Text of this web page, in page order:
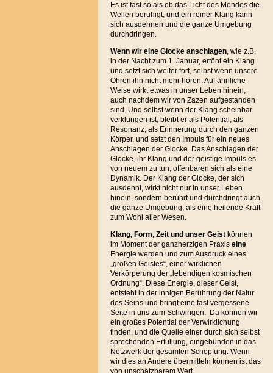
Es ist fast so als ob das Licht des Mondes die
Wellen beruhigt, und ein reiner Klang kann
sich ausdehnen und die ganze Umgebung
durchdringen.
Wenn wir eine Glocke anschlagen, wie z.B.
in der Nacht zum 1. Januar, ertönt ein Klang
und setzt sich weiter fort, selbst wenn unsere
Ohren ihn nicht mehr hören. Auf ähnliche
Weise wirkt etwas in unser Leben hinein,
auch nachdem wir von Zazen aufgestanden
sind. Und selbst wenn der Klang scheinbar
verklungen ist, bleibt er als Potential, als
Resonanz, als Erinnerung durch den ganzen
Körper, und setzt den Impuls für ein neues
Anschlagen der Glocke. Das Anschlagen der
Glocke, ihr Klang und der geistige Impuls es
von neuem zu tun, offenbaren sich als eine
Dynamik. Der Klang der Glocke, der sich
ausdehnt, wirkt nicht nur in unser Leben
hinein, sondern berührt und durchdringt auch
die ganze Umgebung, als eine heilende Kraft
zum Wohl aller Wesen.
Klang, Form, Zeit und unser Geistkönnen
im Moment der ganzherzigen Praxis eine
Energie werden und zum Ausdruck eines
„großen Geistes“, einer wirklichen
Verkörperung der „lebendigen kosmischen
Ordnung“. Diese Energie, dieser Geist,
entsteht in der innigen Berührung der Natur
des Seins und bringt eine fast vergessene
Seite in uns zum Schwingen. Da können wir
ein großes Potential der Verwirklichung
finden, und die Quelle einer durch sich selbst
sprechenden Erfüllung, eingebunden in das
Netzwerk der gesamten Schöpfung. Wenn
wir dies an Andere übermitteln können ist das
von unschätzbarem Wert.